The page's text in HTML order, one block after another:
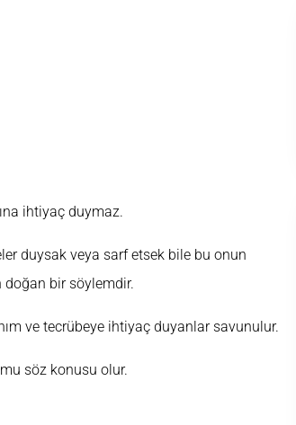
ihtiyaç duymaz.
duysak veya sarf etsek bile bu onun
doğan bir söylemdir.
ve tecrübeye ihtiyaç duyanlar savunulur.
söz konusu olur.